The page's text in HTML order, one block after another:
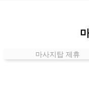
동
마사지탑 제휴